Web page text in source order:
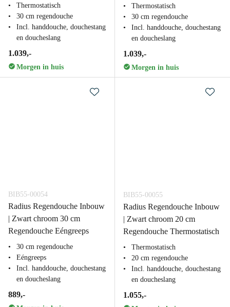
Thermostatisch
30 cm regendouche
Incl. handdouche, douchestang
en doucheslang
1.039,-
Morgen in huis
Thermostatisch
30 cm regendouche
Incl. handdouche, douchestang
en doucheslang
1.039,-
Morgen in huis
BIB55-00054
Radius Regendouche Inbouw
| Zwart chroom 30 cm
Regendouche Eéngreeps
30 cm regendouche
Eéngreeps
Incl. handdouche, douchestang
en doucheslang
889,-
BIB55-00055
Radius Regendouche Inbouw
| Zwart chroom 20 cm
Regendouche Thermostatisch
Thermostatisch
20 cm regendouche
Incl. handdouche, douchestang
en doucheslang
1.055,-